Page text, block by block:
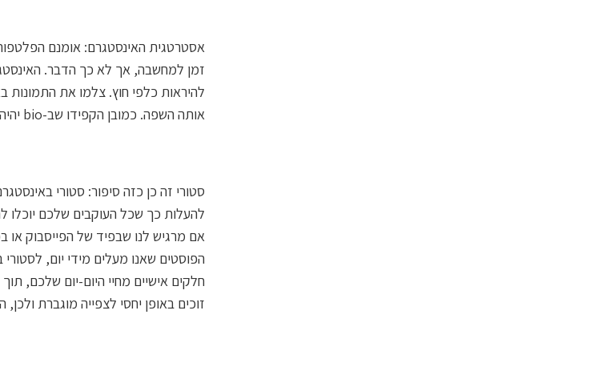
אסטרטגית האינסטגרם: אומנם
זמן למחשבה, אך לא כך הדבר.
להיראות כלפי חוץ. צלמו את התמונות
אותה השפה. כמובן הקפידו שב-bio יהיה לינק לפרויקט, כדי להניע לתמיכה גם כאן.
סטורי זה כן כזה סיפור: סטורי
להעלות כך שכל העוקבים שלכם
אם מרגיש לנו שבפיד של הפייסבוק או
הפוסטים שאנו מעלים מידי יום,
חלקים אישיים מחיי היום-יום שלכם,
זוכים באופן יחסי לצפייה מוגברת